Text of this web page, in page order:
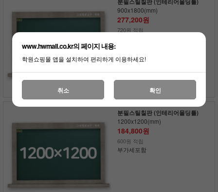
900x1800(mm)
277,200원
720원 적립
분필스틸칠판 (인테리어몰딩틀)
1200x1200(mm)
184,800원
600원 적립
부가세포함
www.hwmall.co.kr의 페이지 내용:
학원쇼핑몰 앱을 설치하여 편리하게 이용하세요!
취소 확인